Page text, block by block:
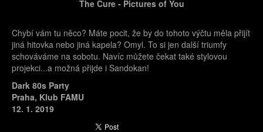
The Cure - Pictures of You
Chybí vám tu něco? Máte pocit, že by do tohoto výčtu měla přijít
jiná hitovka nebo jiná kapela? Omyl. To si jen další triumfy
schováváme na sobotu. Navíc můžete čekat také stylovou
projekci...a možná přijde i Sandokan!
Dark 80s Party
Praha, Klub FAMU
12. 1. 2019